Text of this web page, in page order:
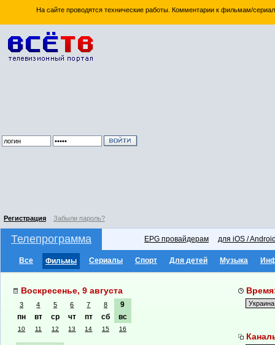
На сайте проводятся технические работы. Комментарии к фильмам/
Регистрация Забыли пароль?
Телепрограмма EPG провайдерам для iOS /
Все Фильмы Сериалы Спорт Для детей Музыка
Воскресенье, 9 августа
3 4 5 6 7 8
9
пн
вт ср чт пт сб вс
10 11 12 13 14 15 16